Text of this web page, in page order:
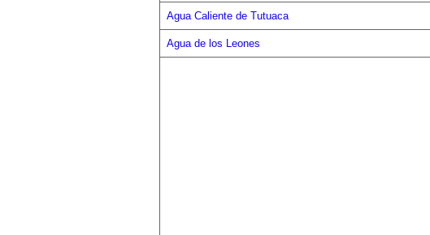
Agua Caliente de Tutuaca
Agua de los Leones